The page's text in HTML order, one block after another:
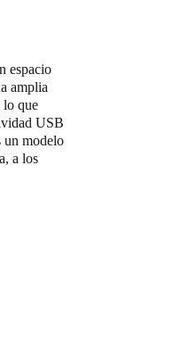
espacio
amplia
lo que
USB
un modelo
a los